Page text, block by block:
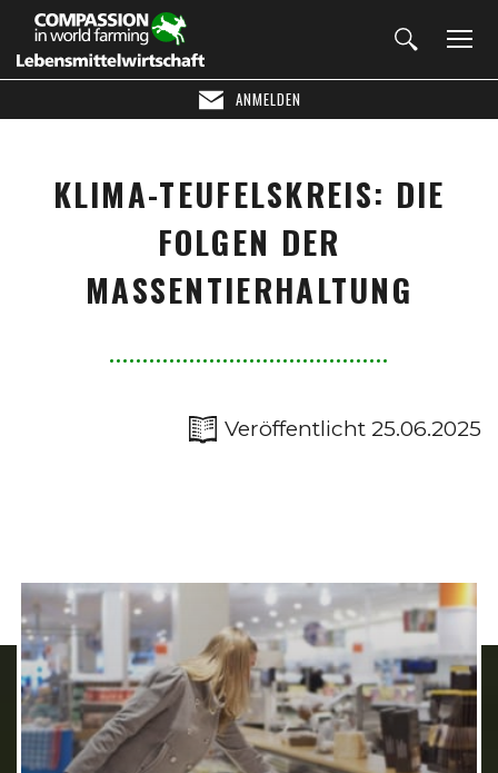
ANMELDEN
KLIMA-TEUFELSKREIS: DIE
FOLGEN DER
MASSENTIERHALTUNG
Veröffentlicht 25.06.2025